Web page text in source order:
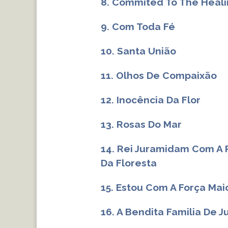
9. Com Toda Fé
10. Santa União
11. Olhos De Compaixão
12. Inocência Da Flor
13. Rosas Do Mar
14. Rei Juramidam Com A
Da Floresta
15. Estou Com A Força
16. A Bendita Familia De